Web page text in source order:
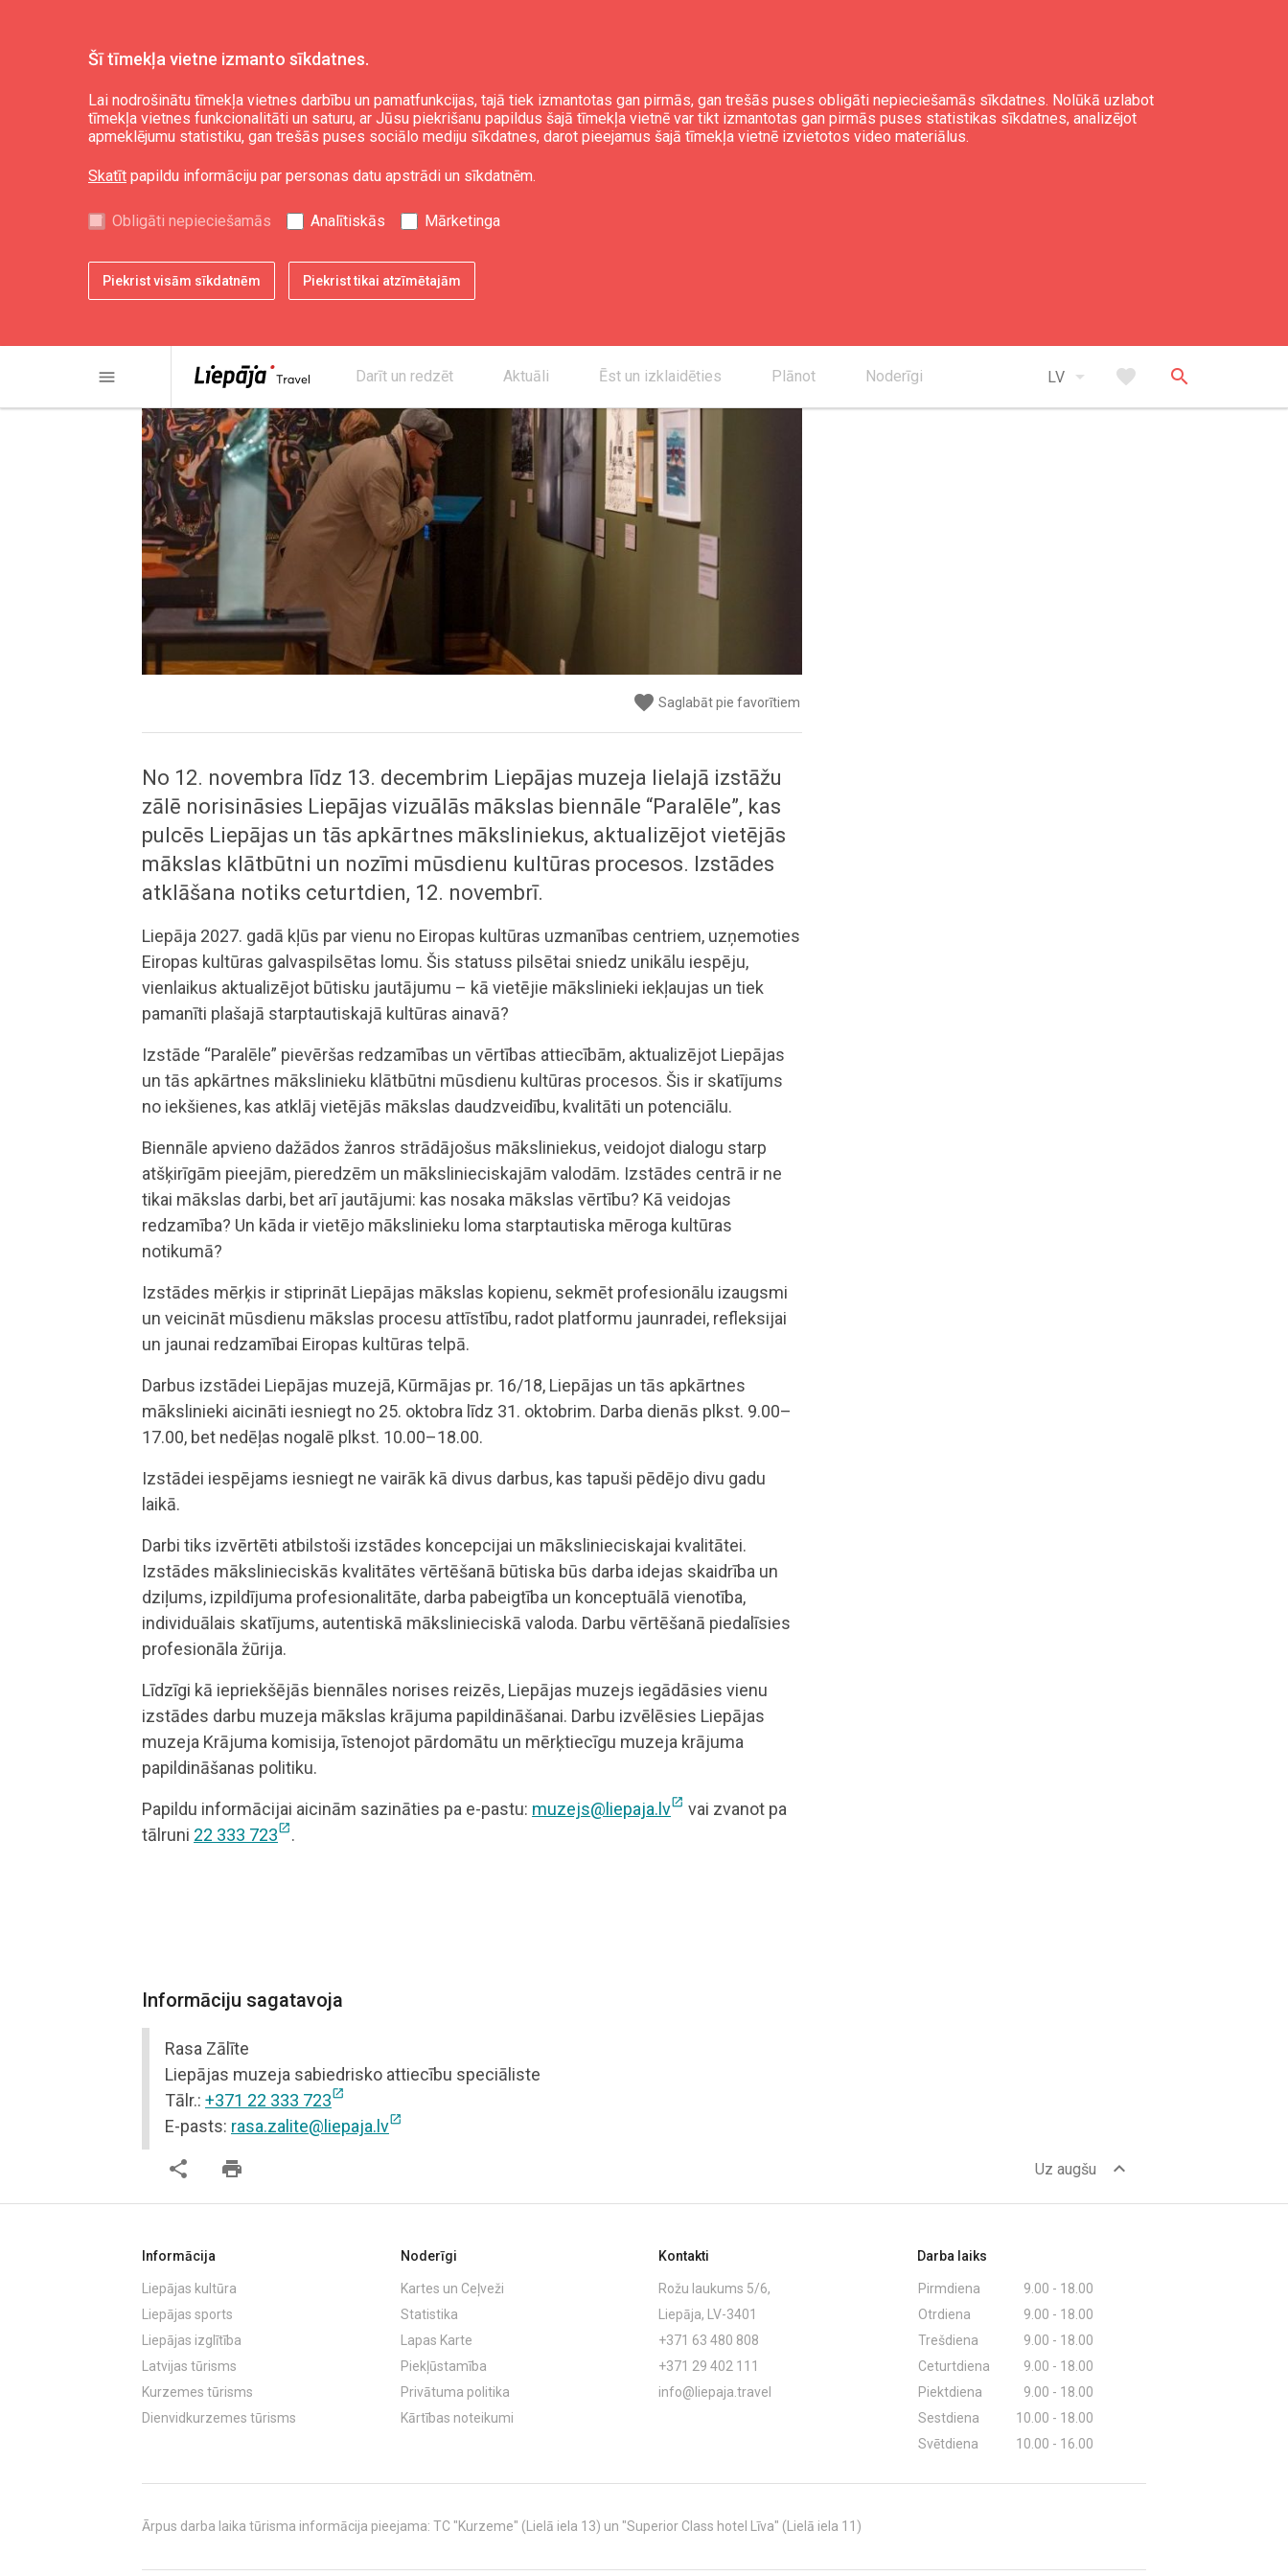
Šī tīmekļa vietne izmanto sīkdatnes.
Lai nodrošinātu tīmekļa vietnes darbību un pamatfunkcijas, tajā tiek izmantotas gan pirmās, gan trešās puses obligāti nepieciešamās sīkdatnes. Nolūkā uzlabot
tīmekļa vietnes funkcionalitāti un saturu, ar Jūsu piekrišanu papildus šajā tīmekļa vietnē var tikt izmantotas gan pirmās puses statistikas sīkdatnes, analizējot
apmeklējumu statistiku, gan trešās puses sociālo mediju sīkdatnes, darot pieejamus šajā tīmekļa vietnē izvietotos video materiālus.
Skatīt papildu informāciju par personas datu apstrādi un sīkdatnēm.
Obligāti nepieciešamās Analītiskās Mārketinga
Piekrist visām sīkdatnēm Piekrist tikai atzīmētajām
menu Darīt un redzēt Aktuāli Ēst un izklaidēties Plānot Noderīgi LV arrow_drop_down favorite search
No 12. novembra līdz 13. decembrim
vizuālās mākslasbiennāle "Paralēle"
favorite Saglabāt pie favorītiem
No 12. novembra līdz 13. decembrim Liepājas muzeja lielajā izstāžu
zālē norisināsies Liepājas vizuālās mākslas biennāle “Paralēle”, kas
pulcēs Liepājas un tās apkārtnes māksliniekus, aktualizējot vietējās
mākslas klātbūtni un nozīmi mūsdienu kultūras procesos. Izstādes
atklāšana notiks ceturtdien, 12. novembrī.
Liepāja 2027. gadā kļūs par vienu no Eiropas kultūras uzmanības centriem, uzņemoties
Eiropas kultūras galvaspilsētas lomu. Šis statuss pilsētai sniedz unikālu iespēju,
vienlaikus aktualizējot būtisku jautājumu – kā vietējie mākslinieki iekļaujas un tiek
pamanīti plašajā starptautiskajā kultūras ainavā?
Izstāde “Paralēle” pievēršas redzamības un vērtības attiecībām, aktualizējot Liepājas
un tās apkārtnes mākslinieku klātbūtni mūsdienu kultūras procesos. Šis ir skatījums
no iekšienes, kas atklāj vietējās mākslas daudzveidību, kvalitāti un potenciālu.
Biennāle apvieno dažādos žanros strādājošus māksliniekus, veidojot dialogu starp
atšķirīgām pieejām, pieredzēm un mākslinieciskajām valodām. Izstādes centrā ir ne
tikai mākslas darbi, bet arī jautājumi: kas nosaka mākslas vērtību? Kā veidojas
redzamība? Un kāda ir vietējo mākslinieku loma starptautiska mēroga kultūras
notikumā?
Izstādes mērķis ir stiprināt Liepājas mākslas kopienu, sekmēt profesionālu izaugsmi
un veicināt mūsdienu mākslas procesu attīstību, radot platformu jaunradei, refleksijai
un jaunai redzamībai Eiropas kultūras telpā.
Darbus izstādei Liepājas muzejā, Kūrmājas pr. 16/18, Liepājas un tās apkārtnes
mākslinieki aicināti iesniegt no 25. oktobra līdz 31. oktobrim. Darba dienās plkst. 9.00–
17.00, bet nedēļas nogalē plkst. 10.00–18.00.
Izstādei iespējams iesniegt ne vairāk kā divus darbus, kas tapuši pēdējo divu gadu
laikā.
Darbi tiks izvērtēti atbilstoši izstādes koncepcijai un mākslinieciskajai kvalitātei.
Izstādes mākslinieciskās kvalitātes vērtēšanā būtiska būs darba idejas skaidrība un
dziļums, izpildījuma profesionalitāte, darba pabeigtība un konceptuālā vienotība,
individuālais skatījums, autentiskā mākslinieciskā valoda. Darbu vērtēšanā piedalīsies
profesionāla žūrija.
Līdzīgi kā iepriekšējās biennāles norises reizēs, Liepājas muzejs iegādāsies vienu
izstādes darbu muzeja mākslas krājuma papildināšanai. Darbu izvēlēsies Liepājas
muzeja Krājuma komisija, īstenojot pārdomātu un mērķtiecīgu muzeja krājuma
papildināšanas politiku.
Papildu informācijai aicinām sazināties pa e-pastu: muzejs@liepaja.lvopen_in_new vai zvanot pa
tālruni 22 333 723open_in_new .
Informāciju sagatavoja
Rasa Zālīte
Liepājas muzeja sabiedrisko attiecību speciāliste
Tālr.: +371 22 333 723open_in_new
E-pasts: rasa.zalite@liepaja.lvopen_in_new
share print Uz augšu expand_less
Informācija
Liepājas kultūra
Liepājas sports
Liepājas izglītība
Latvijas tūrisms
Kurzemes tūrisms
Dienvidkurzemes tūrisms
Noderīgi
Kartes un Ceļveži
Statistika
Lapas Karte
Piekļūstamība
Privātuma politika
Kārtības noteikumi
Kontakti
Rožu laukums 5/6,
Liepāja, LV-3401
+371 63 480 808
+371 29 402 111
info@liepaja.travel
Darba laiks
Pirmdiena
9.00 - 18.00
Otrdiena
9.00 - 18.00
Trešdiena
9.00 - 18.00
Ceturtdiena
9.00 - 18.00
Piektdiena
9.00 - 18.00
Sestdiena
10.00 - 18.00
Svētdiena
10.00 - 16.00
Ārpus darba laika tūrisma informācija pieejama: TC "Kurzeme" (Lielā iela 13) un "Superior Class hotel Līva" (Lielā iela 11)